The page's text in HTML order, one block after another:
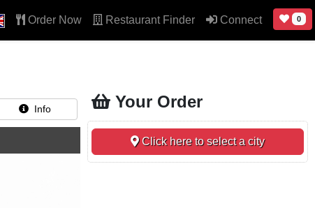
Order Now Restaurant Finder Connect 0
Info Your Order
Click here to select a city